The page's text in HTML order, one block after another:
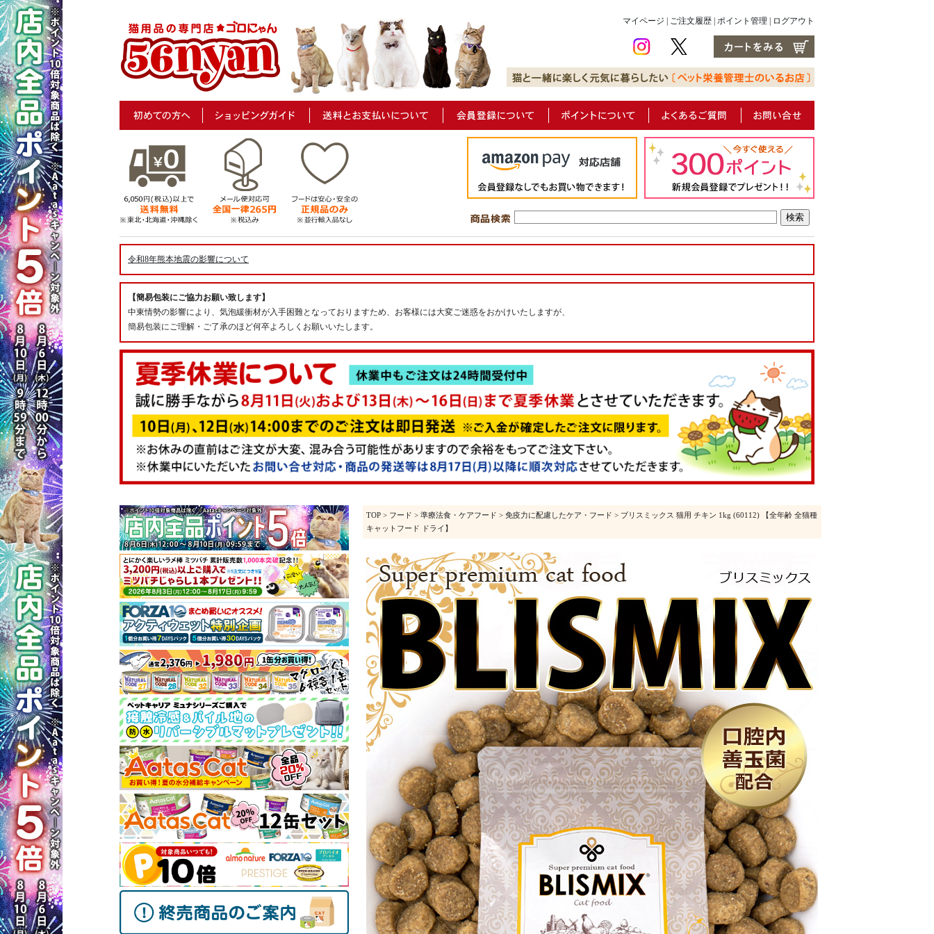
マイページ ご注文履歴 ポイント管理 ログアウト
令和8年熊本地震の影響について
【簡易包装にご協力お願い致します】
中東情勢の影響により、気泡緩衝材が入手困難となっておりますため、お客様には大変ご迷惑をおかけいたしますが、
簡易包装にご理解・ご了承のほど何卒よろしくお願いいたします。
TOP > フード > 準療法食・ケアフード > 免疫力に配慮したケア・フード > ブリスミックス 猫用 チキン 1kg (60112) 【全年齢 全猫種
キャットフード ドライ】